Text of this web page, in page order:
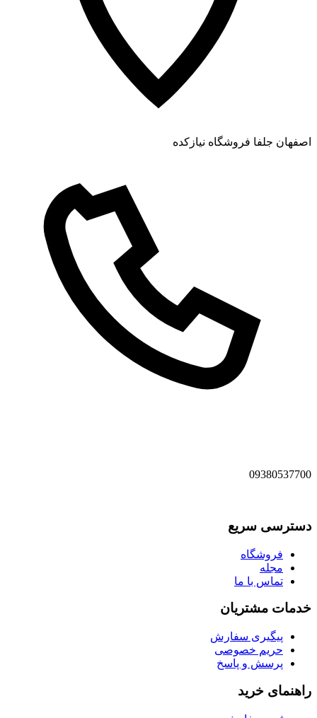
اصفهان جلفا فروشگاه نیازکده
09380537700
دسترسی سریع
فروشگاه
مجله
تماس با ما
خدمات مشتریان
پیگیری سفارش
حریم خصوصی
پرسش و پاسخ
راهنمای خرید